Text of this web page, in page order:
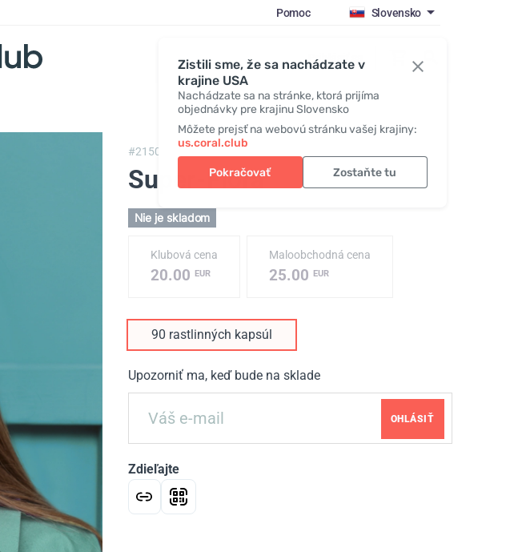
Zistili sme, že sa nachádzate v
krajine USA
Nachádzate sa na stránke, ktorá prijíma
objednávky pre krajinu Slovensko
Môžete prejsť na webovú stránku vašej krajiny:
us.coral.club
Pokračovať Zostaňte tu
Pomoc Slovensko
Prihlásiť sa
#2150,
Super-Flora
Nie je skladom
Klubová cena
20.00 EUR
Maloobchodná cena
25.00 EUR
90 rastlinných kapsúl
Upozorniť ma, keď bude na sklade
OHLÁSIŤ
Zdieľajte